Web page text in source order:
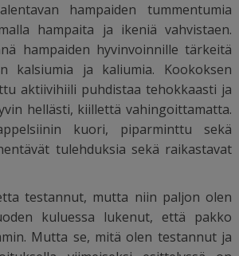
hampaiden tummentumia
hampaita ja ikeniä vahvistaen.
hampaiden hyvinvoinnille tärkeitä
kalsiumia ja kaliumia. Kookoksen
aktiivihiili puhdistaa tehokkaasti ja
hellästi, kiillettä vahingoittamatta.
kuori, piparminttu sekä
tulehduksia sekä raikastavat
testannut, mutta niin paljon olen
kuluessa lukenut, että pakko
Mutta se, mitä olen testannut ja